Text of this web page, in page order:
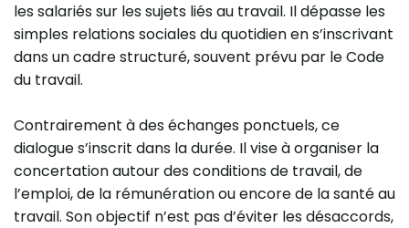
les salariés sur les sujets liés au travail. Il dépasse les
simples relations sociales du quotidien en s’inscrivant
dans un cadre structuré, souvent prévu par le Code
du travail.
Contrairement à des échanges ponctuels, ce
dialogue s’inscrit dans la durée. Il vise à organiser la
concertation autour des conditions de travail, de
l’emploi, de la rémunération ou encore de la santé au
travail. Son objectif n’est pas d’éviter les désaccords,